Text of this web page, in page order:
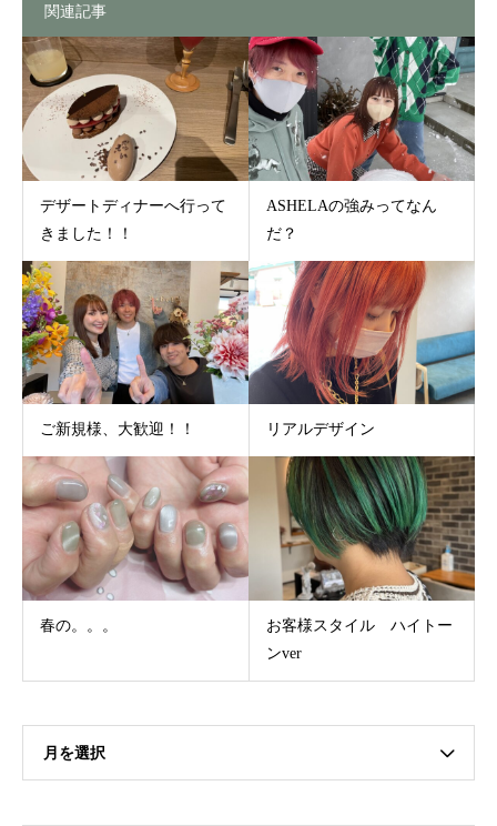
関連記事
デザートディナーへ行って
きました！！
ASHELAの強みってなん
だ？
ご新規様、大歓迎！！ リアルデザイン
春の。。。
お客様スタイル ハイトー
ンver
月を選択